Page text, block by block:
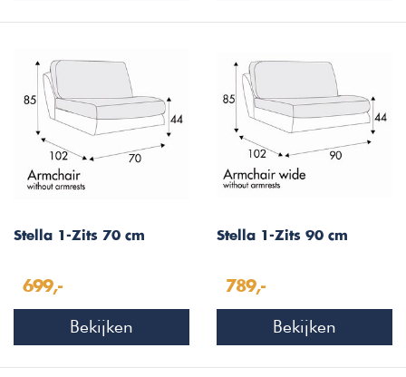
Stella 1-Zits 70 cm
699,-
Bekijken
Stella 1-Zits 90 cm
789,-
Bekijken